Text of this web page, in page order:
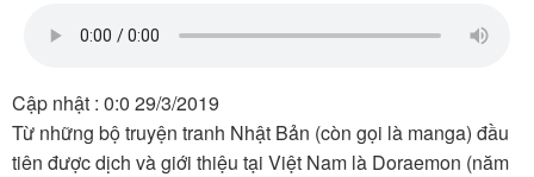
Sân khấu
Cập nhật : 0:0 29/3/2019
Từ những bộ truyện tranh Nhật Bản (còn gọi là manga) đầu
tiên được dịch và giới thiệu tại Việt Nam là Doraemon (năm